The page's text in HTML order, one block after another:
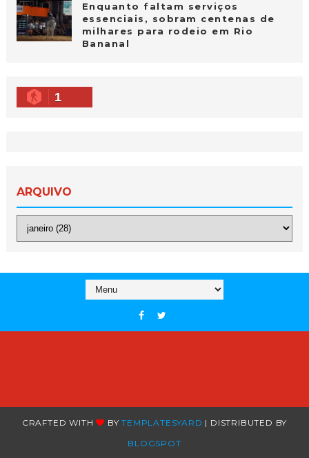
Enquanto faltam serviços
essenciais, sobram centenas de
milhares para rodeio em Rio
Bananal
1
ARQUIVO
CRAFTED WITH BYTEMPLATESYARD | DISTRIBUTED BY
BLOGSPOT